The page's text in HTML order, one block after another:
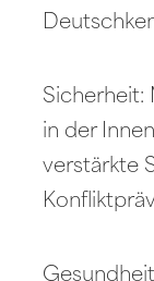
Sicherheit:
in der
verstärkte